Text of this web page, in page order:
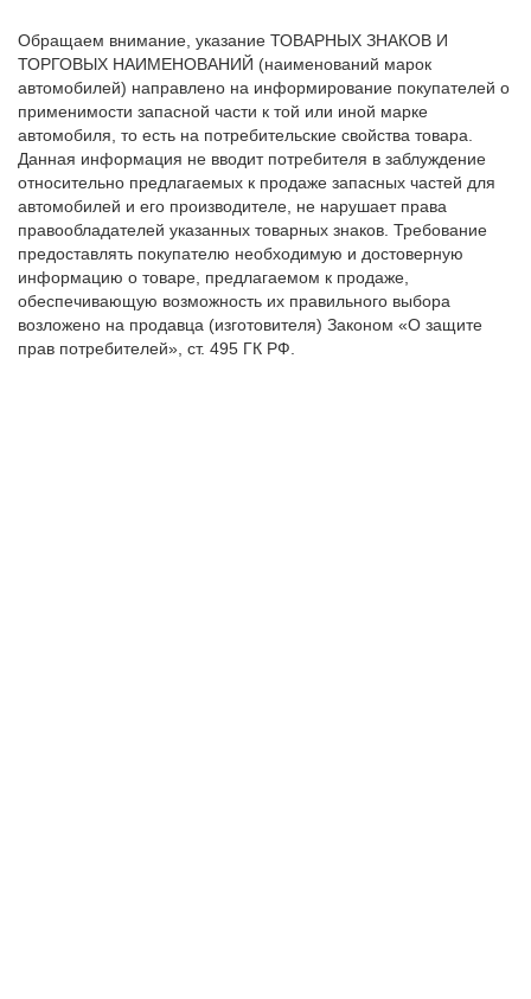
Обращаем внимание, указание ТОВАРНЫХ ЗНАКОВ И
ТОРГОВЫХ НАИМЕНОВАНИЙ (наименований марок
автомобилей) направлено на информирование покупателей о
применимости запасной части к той или иной марке
автомобиля, то есть на потребительские свойства товара.
Данная информация не вводит потребителя в заблуждение
относительно предлагаемых к продаже запасных частей для
автомобилей и его производителе, не нарушает права
правообладателей указанных товарных знаков. Требование
предоставлять покупателю необходимую и достоверную
информацию о товаре, предлагаемом к продаже,
обеспечивающую возможность их правильного выбора
возложено на продавца (изготовителя) Законом «О защите
прав потребителей», ст. 495 ГК РФ.